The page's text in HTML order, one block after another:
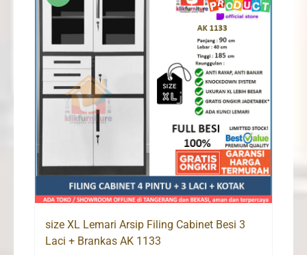
size XL Lemari Arsip Filing Cabinet Besi 3
Laci + Brankas AK 1133